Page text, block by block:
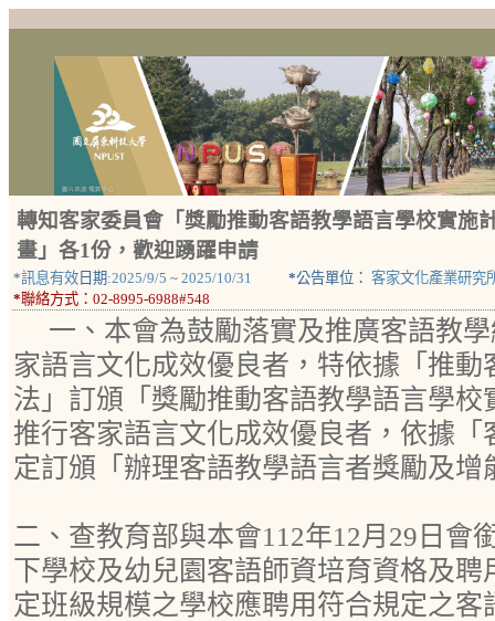
轉知客家委員會「獎勵推動客語教學語言學校實施
畫」各1份，歡迎踴躍申請
*訊息有效 日期:2025/9/5 ~ 2025/10/31 *公告單位： 客家文化產業研究
*聯絡方式： 02-8995-6988#548
一、本會為鼓勵落實及推廣客語教
家語言文化成效優良者，特依據「推動
法」訂頒「獎勵推動客語教學語言學
推行客家語言文化成效優良者，依據「
定訂頒「辦理客語教學語言者獎勵及
二、查教育部與本會112年12月29日會
下學校及幼兒園客語師資培育資格及
定班級規模之學校應聘用符合規定之